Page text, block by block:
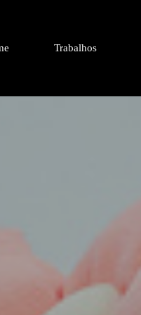
Trabalhos